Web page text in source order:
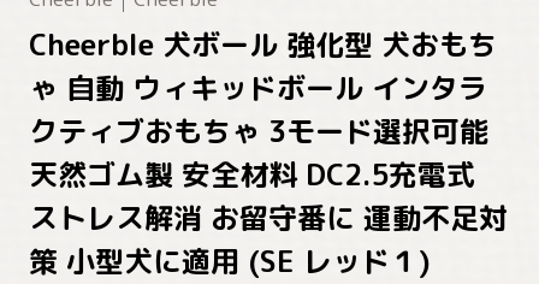
Cheerble 犬ボール 強化型 犬おもち
ゃ 自動 ウィキッドボール インタラ
クティブおもちゃ 3モード選択可能
天然ゴム製 安全材料 DC2.5充電式
ストレス解消 お留守番に 運動不足対
策 小型犬に適用 (SE レッド１)